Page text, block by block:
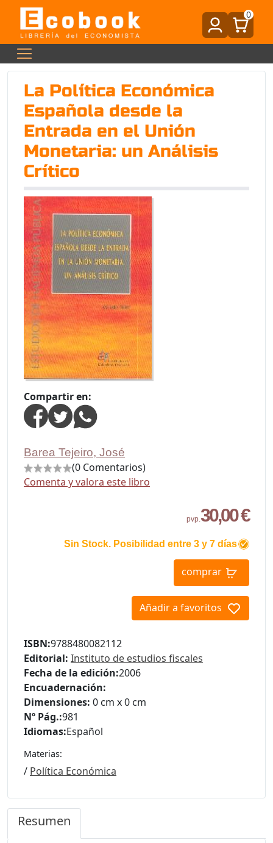
0
La Política Económica
Española desde la
Entrada en el Unión
Monetaria: un Análisis
Crítico
Compartir en:
Barea Tejeiro, José
(0 Comentarios)
Comenta y valora este libro
pvp.30,00 €
Sin Stock. Posibilidad entre 3 y 7 días
comprar
Añadir a favoritos
ISBN:9788480082112
Editorial: Instituto de estudios fiscales
Fecha de la edición:2006
Encuadernación:
Dimensiones: 0 cm x 0 cm
Nº Pág.:981
Idiomas:Español
Materias:
/ Política Económica
Resumen